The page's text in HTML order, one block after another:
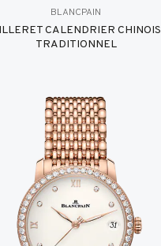
BLANCPAIN
CALENDRIER CHINOIS
TRADITIONNEL